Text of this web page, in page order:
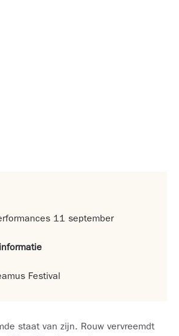
11 september
Festival
staat van zijn. Rouw vervreemdt